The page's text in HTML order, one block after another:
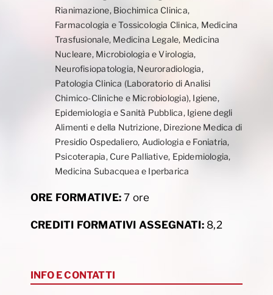
Rianimazione, Biochimica Clinica,
Farmacologia e Tossicologia Clinica, Medicina
Trasfusionale, Medicina Legale, Medicina
Nucleare, Microbiologia e Virologia,
Neurofisiopatologia, Neuroradiologia,
Patologia Clinica (Laboratorio di Analisi
Chimico-Cliniche e Microbiologia), Igiene,
Epidemiologia e Sanità Pubblica, Igiene degli
Alimenti e della Nutrizione, Direzione Medica di
Presidio Ospedaliero, Audiologia e Foniatria,
Psicoterapia, Cure Palliative, Epidemiologia,
Medicina Subacquea e Iperbarica
ORE FORMATIVE:7 ore
CREDITI FORMATIVI ASSEGNATI:8,2
INFO E CONTATTI